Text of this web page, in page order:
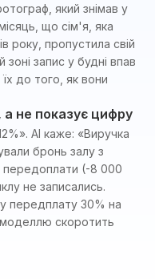
який знімав у
що сім'я, яка
року, пропустила свій
запис у будні впав
до того, як вони
не показує цифру
AI каже: «Виручка
бронь залу з
передоплати (-8 000
не записались.
передплату 30% на
моделлю скоротить